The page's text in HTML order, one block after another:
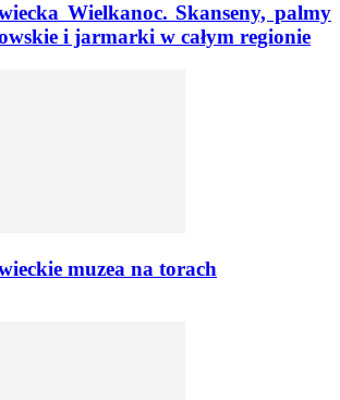
Wielkanoc. Skanseny, palmy
i jarmarki w całym regionie
muzea na torach